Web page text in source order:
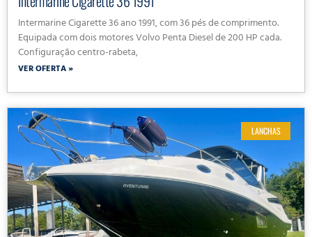
Intermarine Cigarette 36 ano 1991, com 36 pés de comprimento.
Equipada com dois motores Volvo Penta Diesel de 200 HP cada.
Configuração centro-rabeta,
VER OFERTA »
LANCHAS